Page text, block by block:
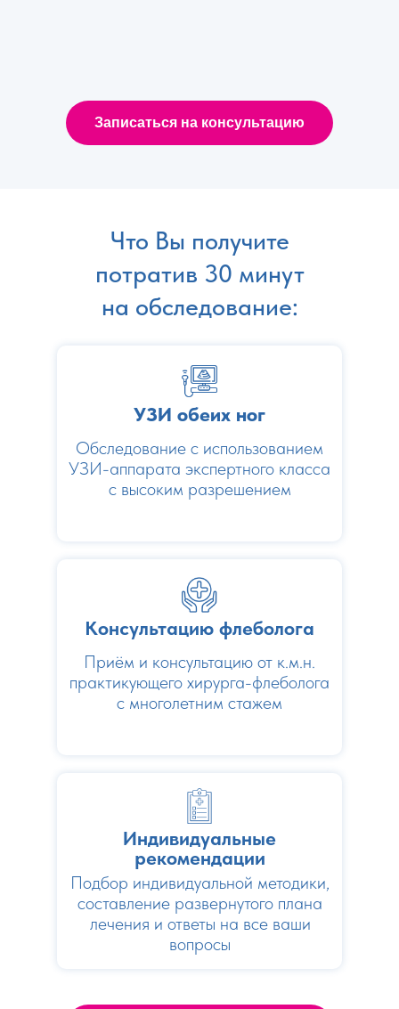
Записаться на консультацию
УЗИ обеих ног
Обследование с использованием
УЗИ-аппарата экспертного класса
с высоким разрешением
Консультацию флеболога
Приём и консультацию от к.м.н.
практикующего хирурга-флеболога
с многолетним стажем
Индивидуальные
рекомендации
Подбор индивидуальной методики,
составление развернутого плана
лечения и ответы на все ваши
вопросы
Что Вы получите
потратив 30 минут
на обследование: